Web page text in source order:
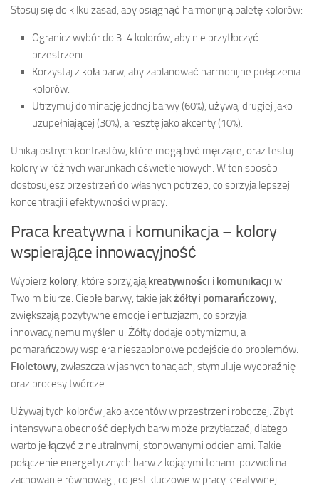
Stosuj się do kilku zasad, aby osiągnąć harmonijną paletę kolorów:
Ogranicz wybór do 3-4 kolorów, aby nie przytłoczyć
przestrzeni.
Korzystaj z koła barw, aby zaplanować harmonijne połączenia
kolorów.
Utrzymuj dominację jednej barwy (60%), używaj drugiej jako
uzupełniającej (30%), a resztę jako akcenty (10%).
Unikaj ostrych kontrastów, które mogą być męczące, oraz testuj
kolory w różnych warunkach oświetleniowych. W ten sposób
dostosujesz przestrzeń do własnych potrzeb, co sprzyja lepszej
koncentracji i efektywności w pracy.
Praca kreatywna i komunikacja – kolory
wspierające innowacyjność
Wybierz kolory, które sprzyjająkreatywności i komunikacji w
Twoim biurze. Ciepłe barwy, takie jakżółty i pomarańczowy,
zwiększają pozytywne emocje i entuzjazm, co sprzyja
innowacyjnemu myśleniu. Żółty dodaje optymizmu, a
pomarańczowy wspiera nieszablonowe podejście do problemów.
Fioletowy, zwłaszcza w jasnych tonacjach, stymuluje wyobraźnię
oraz procesy twórcze.
Używaj tych kolorów jako akcentów w przestrzeni roboczej. Zbyt
intensywna obecność ciepłych barw może przytłaczać, dlatego
warto je łączyć z neutralnymi, stonowanymi odcieniami. Takie
połączenie energetycznych barw z kojącymi tonami pozwoli na
zachowanie równowagi, co jest kluczowe w pracy kreatywnej.